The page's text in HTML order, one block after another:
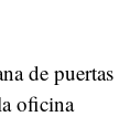
de puertas
oficina